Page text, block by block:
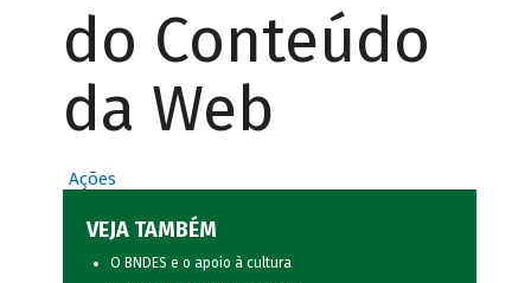
do Conteúdo
da Web
Ações
VEJA TAMBÉM
O BNDES e o apoio à cultura